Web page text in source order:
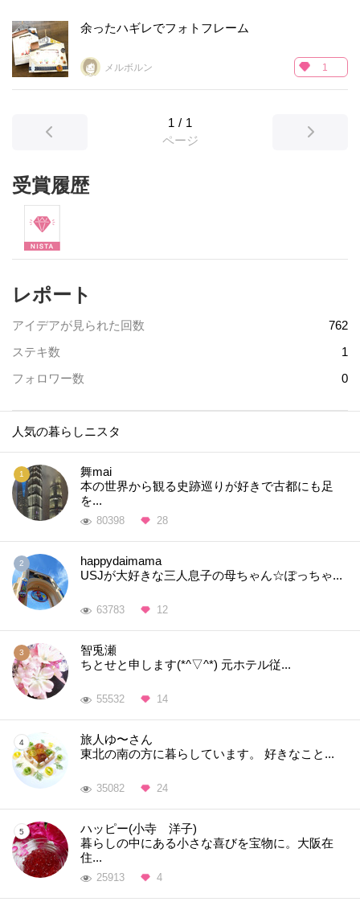
余ったハギレでフォトフレーム
メルボルン 1
1 / 1
ページ
受賞履歴
レポート
アイデアが見られた回数
762
ステキ数
1
フォロワー数
0
人気の暮らしニスタ
舞mai
本の世界から観る史跡巡りが好きで古都にも足
を...
80398 28
happydaimama
USJが大好きな三人息子の母ちゃん☆ぽっちゃ...
63783 12
智兎瀬
ちとせと申します(*^▽^*) 元ホテル従...
55532 14
旅人ゆ〜さん
東北の南の方に暮らしています。 好きなこと...
35082 24
ハッピー(小寺 洋子)
暮らしの中にある小さな喜びを宝物に。大阪在
住...
25913 4